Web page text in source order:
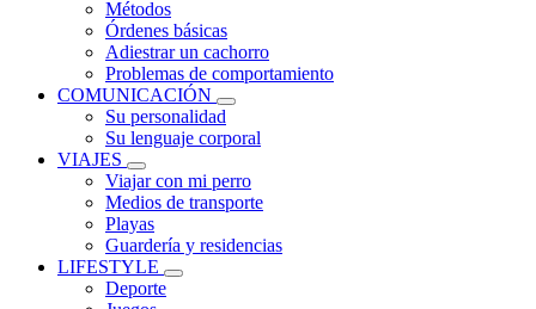
Métodos
Órdenes básicas
Adiestrar un cachorro
Problemas de comportamiento
COMUNICACIÓN
Su personalidad
Su lenguaje corporal
VIAJES
Viajar con mi perro
Medios de transporte
Playas
Guardería y residencias
LIFESTYLE
Deporte